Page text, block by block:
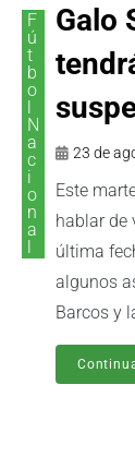
F
ú
t
b
o
l
N
a
c
i
o
n
a
l
Galo
23 de
Este
hablar de
última
algunos
Barcos y